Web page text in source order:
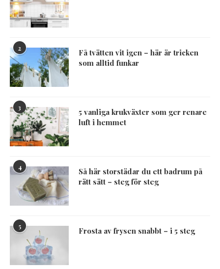
2
Få tvätten vit igen – här är tricken
som alltid funkar
3
5 vanliga krukväxter som ger renare
luft i hemmet
4
Så här storstädar du ett badrum på
rätt sätt – steg för steg
5 Frosta av frysen snabbt – i 5 steg